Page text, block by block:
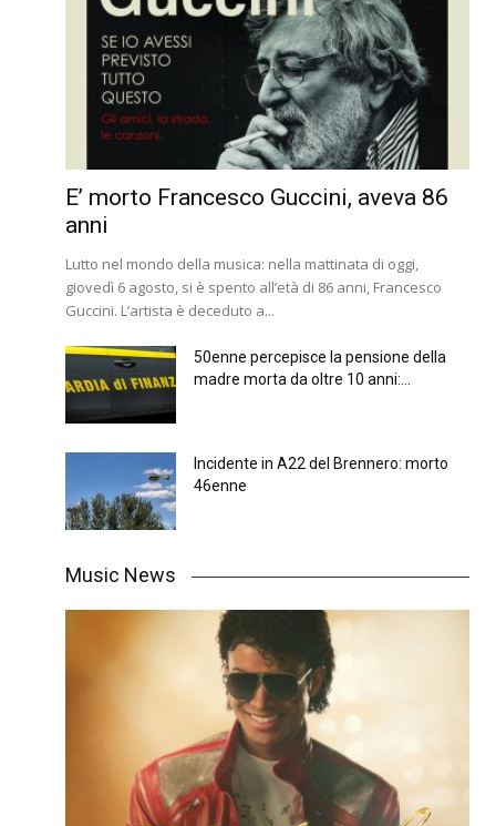
E’ morto Francesco Guccini, aveva 86
anni
Lutto nel mondo della musica: nella mattinata di oggi,
giovedì 6 agosto, si è spento all’età di 86 anni, Francesco
Guccini. L’artista è deceduto a...
50enne percepisce la pensione della
madre morta da oltre 10 anni:...
Incidente in A22 del Brennero: morto
46enne
Music News